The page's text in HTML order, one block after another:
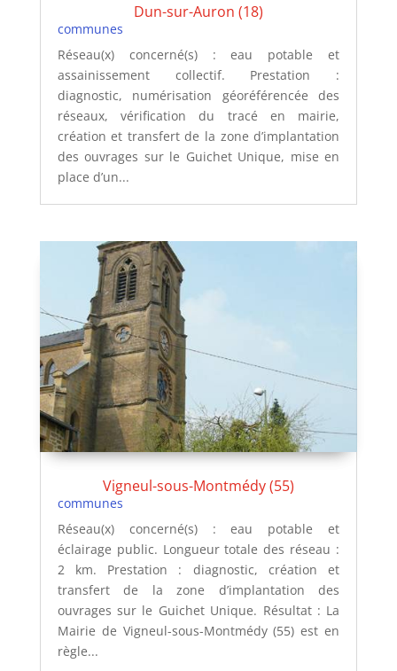
Dun-sur-Auron (18)
communes
Réseau(x) concerné(s) : eau potable et
assainissement collectif. Prestation :
diagnostic, numérisation géoréférencée des
réseaux, vérification du tracé en mairie,
création et transfert de la zone d’implantation
des ouvrages sur le Guichet Unique, mise en
place d’un...
Vigneul-sous-Montmédy (55)
communes
Réseau(x) concerné(s) : eau potable et
éclairage public. Longueur totale des réseau :
2 km. Prestation : diagnostic, création et
transfert de la zone d’implantation des
ouvrages sur le Guichet Unique. Résultat : La
Mairie de Vigneul-sous-Montmédy (55) est en
règle...